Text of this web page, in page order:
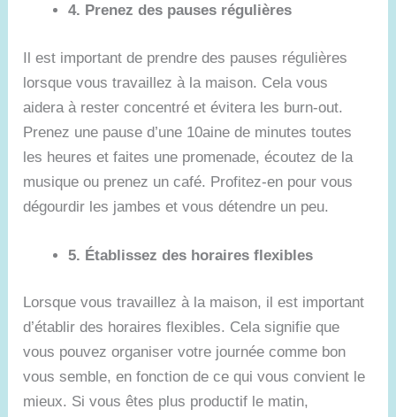
4. Prenez des pauses régulières
Il est important de prendre des pauses régulières
lorsque vous travaillez à la maison. Cela vous
aidera à rester concentré et évitera les burn-out.
Prenez une pause d’une 10aine de minutes toutes
les heures et faites une promenade, écoutez de la
musique ou prenez un café. Profitez-en pour vous
dégourdir les jambes et vous détendre un peu.
5. Établissez des horaires flexibles
Lorsque vous travaillez à la maison, il est important
d’établir des horaires flexibles. Cela signifie que
vous pouvez organiser votre journée comme bon
vous semble, en fonction de ce qui vous convient le
mieux. Si vous êtes plus productif le matin,